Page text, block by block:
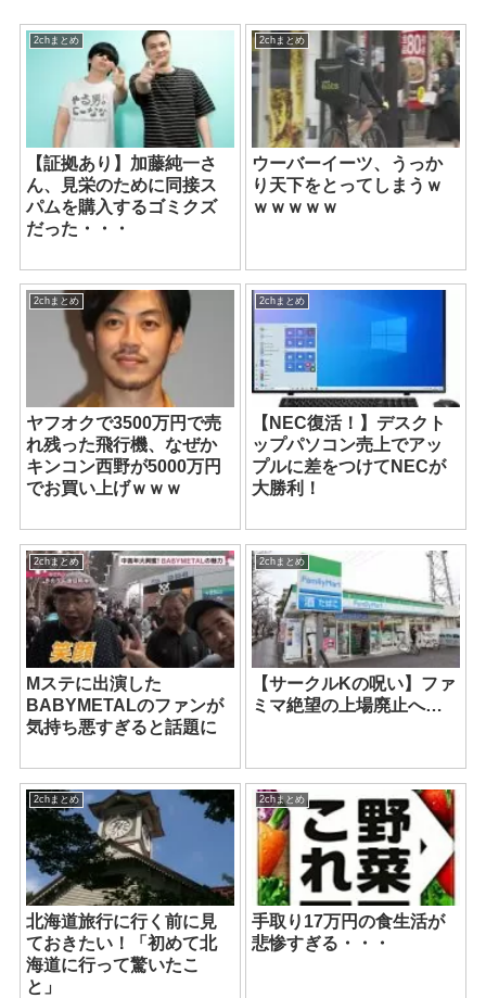
2chまとめ
【証拠あり】加藤純一さ
ん、見栄のために同接ス
パムを購入するゴミクズ
だった・・・
2chまとめ
ウーバーイーツ、うっか
り天下をとってしまうｗ
ｗｗｗｗｗ
2chまとめ
ヤフオクで3500万円で売
れ残った飛行機、なぜか
キンコン西野が5000万円
でお買い上げｗｗｗ
2chまとめ
【NEC復活！】デスクト
ップパソコン売上でアッ
プルに差をつけてNECが
大勝利！
2chまとめ
Mステに出演した
BABYMETALのファンが
気持ち悪すぎると話題に
2chまとめ
【サークルKの呪い】ファ
ミマ絶望の上場廃止へ…
2chまとめ
北海道旅行に行く前に見
ておきたい！「初めて北
海道に行って驚いたこ
と」
2chまとめ
手取り17万円の食生活が
悲惨すぎる・・・